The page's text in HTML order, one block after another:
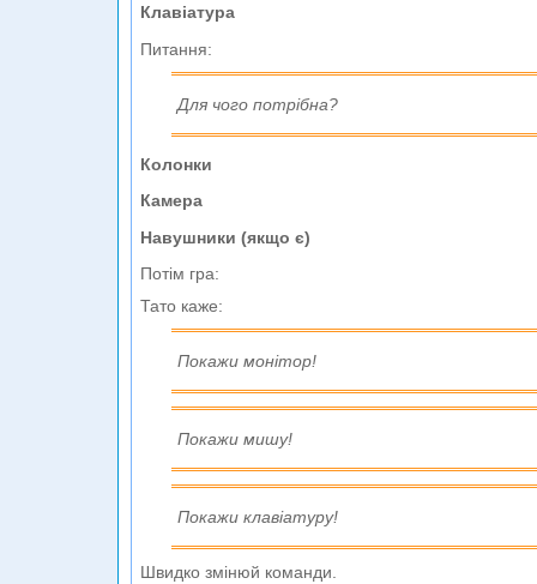
Клавіатура
Питання:
Для чого потрібна?
Колонки
Камера
Навушники (якщо є)
Потім гра:
Тато каже:
Покажи монітор!
Покажи мишу!
Покажи клавіатуру!
Швидко змінюй команди.